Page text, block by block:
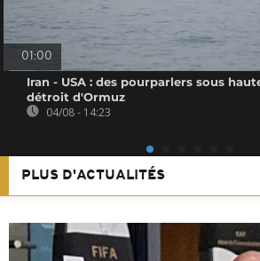
01:00
Iran - USA : des pourparlers sous
détroit d'Ormuz
04/08 - 14:23
PLUS D'ACTUALITÉS